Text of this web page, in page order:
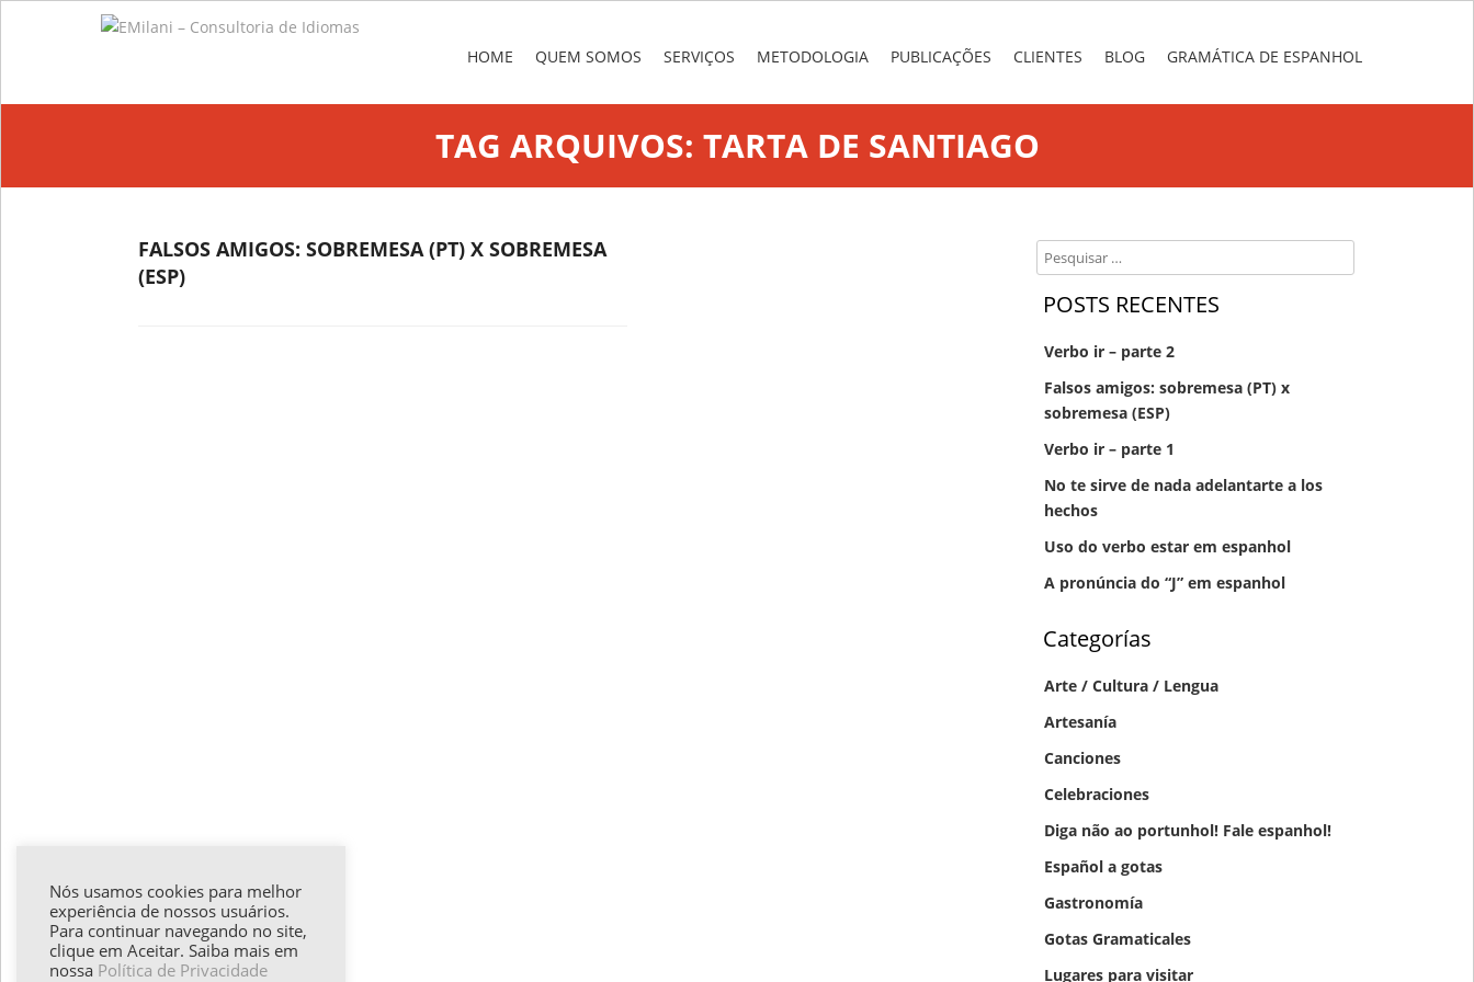
SKIP TO CONTENT
HOME QUEM SOMOS SERVIÇOS METODOLOGIA PUBLICAÇÕES CLIENTES BLOG GRAMÁTICA DE ESPANHOL
TAG ARQUIVOS: TARTA DE SANTIAGO
FALSOS AMIGOS: SOBREMESA (PT) X SOBREMESA
(ESP)
Search
POSTS RECENTES
Verbo ir – parte 2
Falsos amigos: sobremesa (PT) x
sobremesa (ESP)
Verbo ir – parte 1
No te sirve de nada adelantarte a los
hechos
Uso do verbo estar em espanhol
A pronúncia do “J” em espanhol
Categorías
Arte / Cultura / Lengua
Artesanía
Canciones
Celebraciones
Diga não ao portunhol! Fale espanhol!
Español a gotas‏
Gastronomía
Gotas Gramaticales
Lugares para visitar
Nós usamos cookies para melhor
experiência de nossos usuários.
Para continuar navegando no site,
clique em Aceitar. Saiba mais em
nossa Política de Privacidade